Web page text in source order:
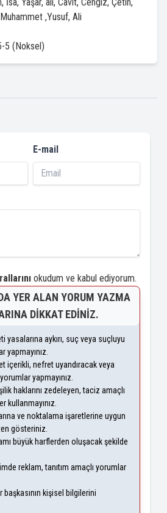
,Yusuf, Ali
5 (Noksel)
E-mail
okudum ve kabul ediyorum.
YER ALAN YORUM YAZMA
DIKKAT EDINIZ.
yasalarına aykırı, suç veya suçluyu
yapmayınız.
içerikli, nefret uyandıracak veya
yapmayınız.
haklarını zedeleyen, taciz amaçlı
kullanmayınız.
ve noktalama işaretlerine uygun
gösteriniz.
büyük harflerden oluşacak şekilde
reklam, tanıtım amaçlı yorumlar
başkasının kişisel bilgilerini